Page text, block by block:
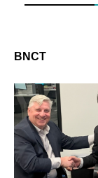
BNCT